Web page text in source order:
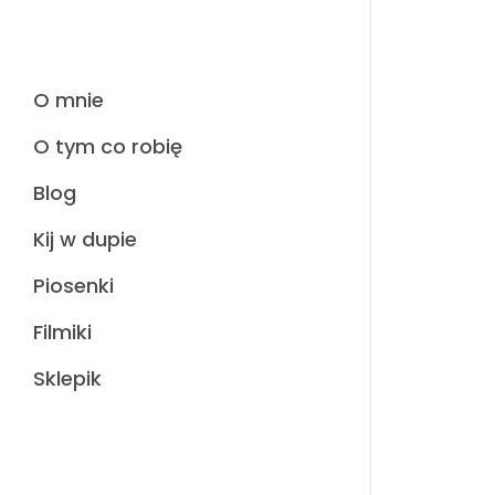
O mnie
O tym co robię
Blog
Kij w dupie
Piosenki
Filmiki
Sklepik